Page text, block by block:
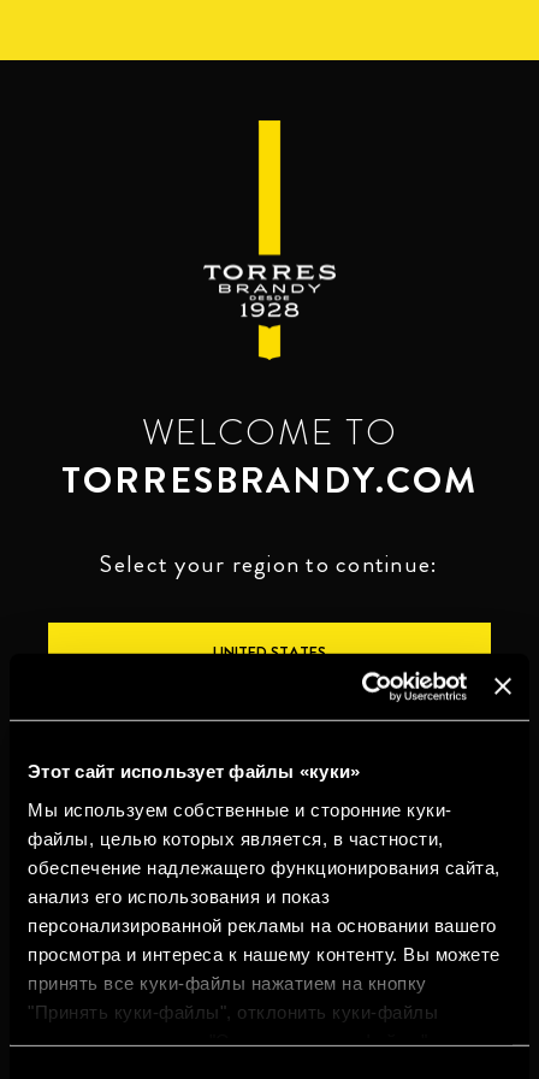
Этот сайт использует файлы «куки»
Мы используем собственные и сторонние куки-
файлы, целью которых является, в частности,
обеспечение надлежащего функционирования сайта,
анализ его использования и показ
персонализированной рекламы на основании вашего
просмотра и интереса к нашему контенту. Вы можете
принять все куки-файлы нажатием на кнопку
"Принять куки-файлы", отклонить куки-файлы
WELCOME TO
TORRESBRANDY.COM
Select your region to continue:
UNITED STATES
ПЕЙТЕ ОТВЕТСТВЕННО
WhistleblowingЮридическая
информация
Конфиденциальность Политика
использования
cookies
©2026 Miguel Torres S.A. Все права защищены.